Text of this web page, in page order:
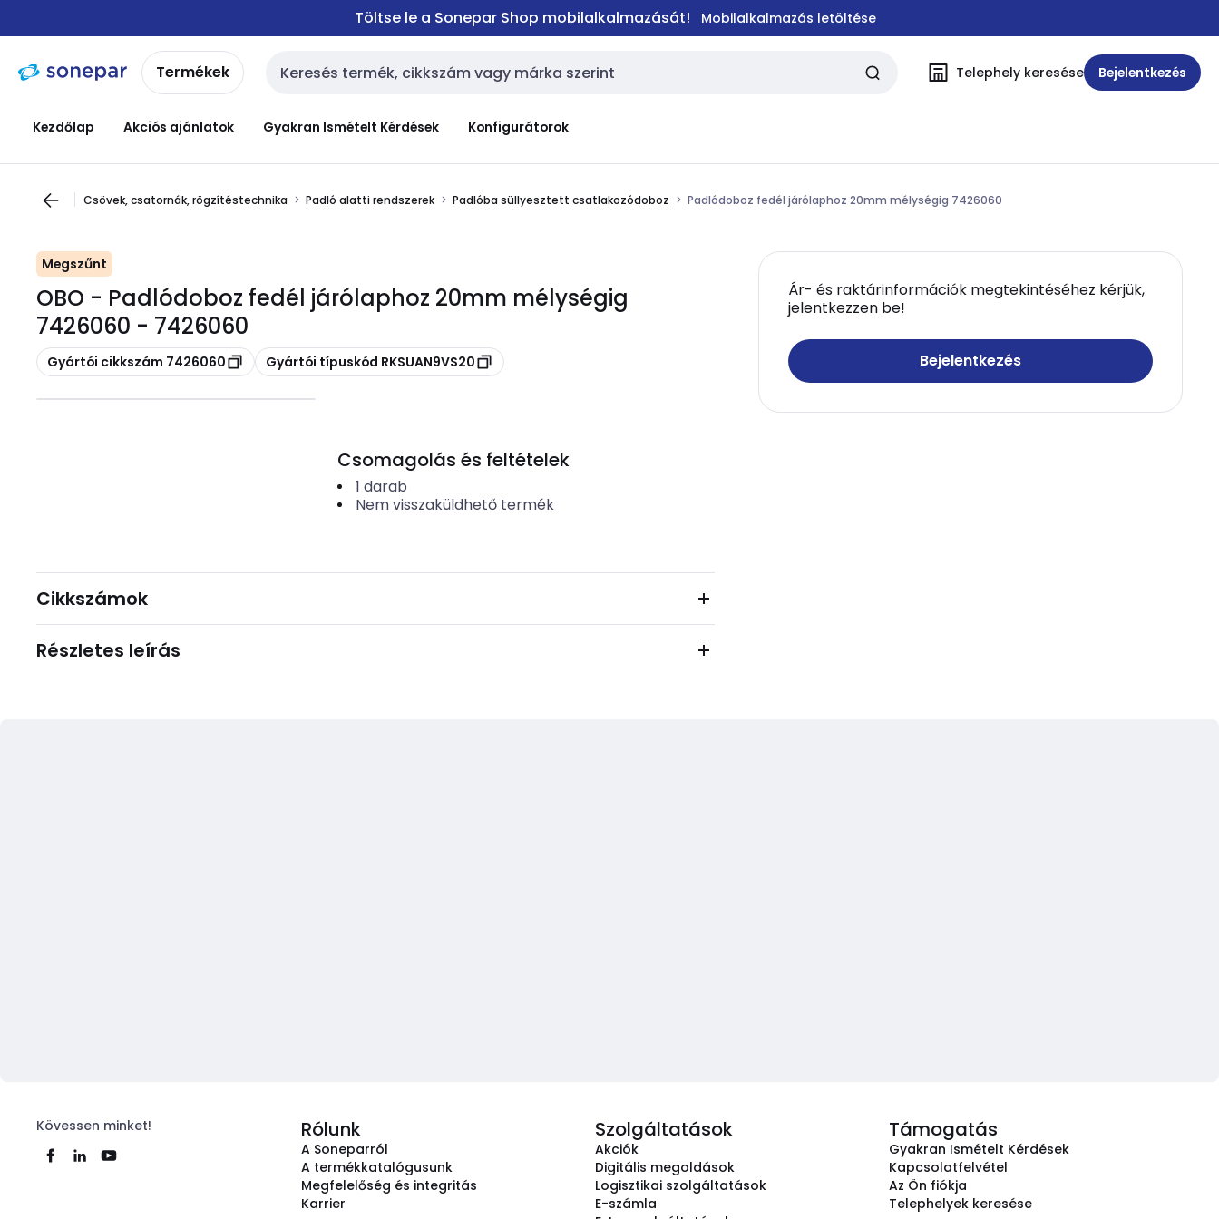
navigációhoztartalomra
Töltse le a Sonepar Shop mobilalkalmazását! Mobilalkalmazás letöltése
Termékek Keresési bemenet Telephely keresése Bejelentkezés
Kezdőlap Akciós ajánlatok Gyakran Ismételt Kérdések Konfigurátorok
Csövek, csatornák, rögzítéstechnika Padló alatti rendszerek Padlóba süllyesztett csatlakozódoboz Padlódoboz fedél járólaphoz 20mm mélységig 7426060
Megszűnt
OBO - Padlódoboz fedél járólaphoz 20mm mélységig
7426060 - 7426060
Másolás
Gyártói cikkszám 7426060 Másolás
Gyártói típuskód RKSUAN9VS20
Ár- és raktárinformációk megtekintéséhez kérjük,
jelentkezzen be!
Bejelentkezés
Csomagolás és feltételek
1 darab
Nem visszaküldhető termék
Cikkszámok
Részletes leírás
Kövessen minket! Rólunk
A Soneparról
A termékkatalógusunk
Megfelelőség és integritás
Karrier
Szolgáltatások
Akciók
Digitális megoldások
Logisztikai szolgáltatások
E-számla
Támogatás
Gyakran Ismételt Kérdések
Kapcsolatfelvétel
Az Ön fiókja
Telephelyek keresése